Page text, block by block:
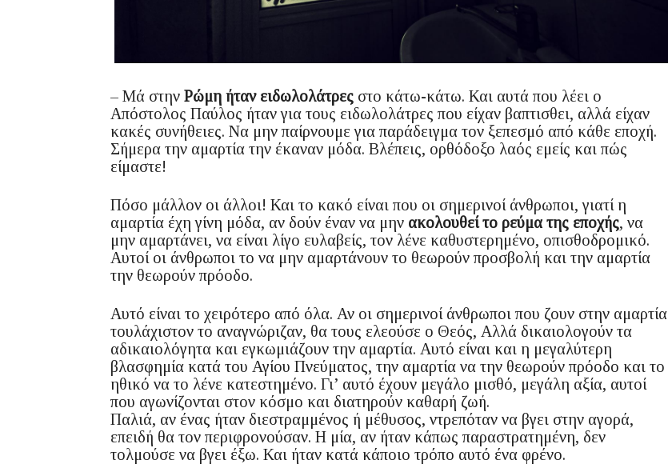
– Μά στην Ρώμη ήταν ειδωλολάτρες στο κάτω-κάτω. Και αυτά που λέει ο
Απόστολος Παύλος ήταν για τους ειδωλολάτρες που είχαν βαπτισθει, αλλά είχαν
κακές συνήθειες. Να μην παίρνουμε για παράδειγμα τον ξεπεσμό από κάθε εποχή.
Σήμερα την αμαρτία την έκαναν μόδα. Βλέπεις, ορθόδοξο λαός εμείς και πώς
είμαστε!
Πόσο μάλλον οι άλλοι! Και το κακό είναι που οι σημερινοί άνθρωποι, γιατί η
αμαρτία έχη γίνη μόδα, αν δούν έναν να μην ακολουθεί το ρεύμα της εποχής, να
μην αμαρτάνει, να είναι λίγο ευλαβείς, τον λένε καθυστερημένο, οπισθοδρομικό.
Αυτοί οι άνθρωποι το να μην αμαρτάνουν το θεωρούν προσβολή και την αμαρτία
την θεωρούν πρόοδο.
Αυτό είναι το χειρότερο από όλα. Αν οι σημερινοί άνθρωποι που ζουν στην αμαρτία
τουλάχιστον το αναγνώριζαν, θα τους ελεούσε ο Θεός, Αλλά δικαιολογούν τα
αδικαιολόγητα και εγκωμιάζουν την αμαρτία. Αυτό είναι και η μεγαλύτερη
βλασφημία κατά του Αγίου Πνεύματος, την αμαρτία να την θεωρούν πρόοδο και το
ηθικό να το λένε κατεστημένο. Γι’ αυτό έχουν μεγάλο μισθό, μεγάλη αξία, αυτοί
που αγωνίζονται στον κόσμο και διατηρούν καθαρή ζωή.
Παλιά, αν ένας ήταν διεστραμμένος ή μέθυσος, ντρεπόταν να βγει στην αγορά,
επειδή θα τον περιφρονούσαν. Η μία, αν ήταν κάπως παραστρατημένη, δεν
τολμούσε να βγει έξω. Και ήταν κατά κάποιο τρόπο αυτό ένα φρένο.